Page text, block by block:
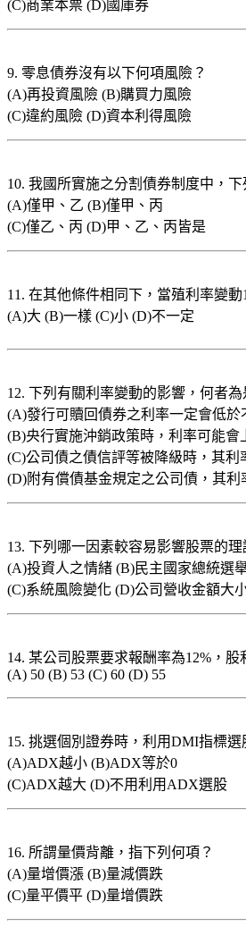
(C)商業本票 (D)國庫券
9. 零息債券沒有以下何項風險？
(A)再投資風險 (B)購買力風險
(C)違約風險 (D)資本利得風險
10. 我國所實施之分割債券制度中，
(A)僅甲、乙 (B)僅甲、丙
(C)僅乙、丙 (D)甲、乙、丙皆是
11. 在其他條件相同下，當殖利率變
(A)大 (B)一樣 (C)小 (D)不一定
12. 下列有關利率變動的影響，何者為
(A)發行可贖回債券之利率一定會低
(B)央行實施沖銷政策時，利率可能會
(C)公司債之債信評等被降級時，其利
(D)附有償債基金規定之公司債，其
13. 下列哪一因素較容易影響股票的理
(A)投資人之情緒 (B)民主國家總統選
(C)系統風險變化 (D)公司營收金額大
14. 某公司股票要求報酬率為12%，
(A) 50 (B) 53 (C) 60 (D) 55
15. 挑選個別證券時，利用DMI指標
(A)ADX越小 (B)ADX等於0
(C)ADX越大 (D)不用利用ADX選股
16. 所謂量價背離，指下列何項？
(A)量增價漲 (B)量減價跌
(C)量平價平 (D)量增價跌